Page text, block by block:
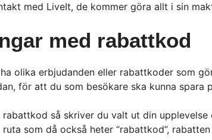
med LiveIt, de kommer göra allt i sin
med rabattkod
olika erbjudanden eller rabattkoder som
för att du som besökare ska kunna
rabattkod så skriver du valt ut din
som då också heter “rabattkod”,